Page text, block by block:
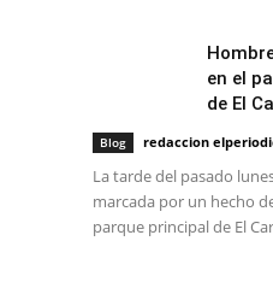
en el
de El
Blog redaccion
La tarde del pasado
marcada por un hecho
parque principal de El